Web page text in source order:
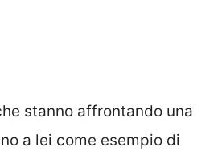
stanno affrontando una
a lei come esempio di